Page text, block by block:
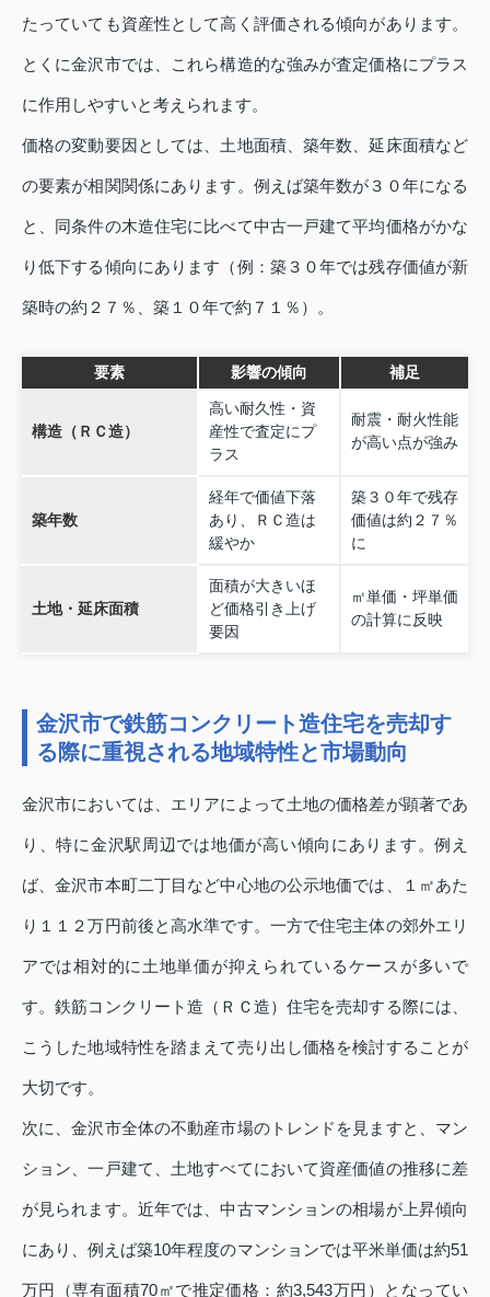
たっていても資産性として高く評価される傾向があります。
とくに金沢市では、これら構造的な強みが査定価格にプラス
に作用しやすいと考えられます。
価格の変動要因としては、土地面積、築年数、延床面積など
の要素が相関関係にあります。例えば築年数が３０年になる
と、同条件の木造住宅に比べて中古一戸建て平均価格がかな
り低下する傾向にあります（例：築３０年では残存価値が新
築時の約２７％、築１０年で約７１％）。
要素 影響の傾向 補足
構造（ＲＣ造）
高い耐久性・資
産性で査定にプ
ラス
耐震・耐火性能
が高い点が強み
築年数
経年で価値下落
あり、ＲＣ造は
緩やか
築３０年で残存
価値は約２７％
に
土地・延床面積
面積が大きいほ
ど価格引き上げ
要因
㎡単価・坪単価
の計算に反映
金沢市で鉄筋コンクリート造住宅を売却す
る際に重視される地域特性と市場動向
金沢市においては、エリアによって土地の価格差が顕著であ
り、特に金沢駅周辺では地価が高い傾向にあります。例え
ば、金沢市本町二丁目など中心地の公示地価では、１㎡あた
り１１２万円前後と高水準です。一方で住宅主体の郊外エリ
アでは相対的に土地単価が抑えられているケースが多いで
す。鉄筋コンクリート造（ＲＣ造）住宅を売却する際には、
こうした地域特性を踏まえて売り出し価格を検討することが
大切です。
次に、金沢市全体の不動産市場のトレンドを見ますと、マン
ション、一戸建て、土地すべてにおいて資産価値の推移に差
が見られます。近年では、中古マンションの相場が上昇傾向
にあり、例えば築10年程度のマンションでは平米単価は約51
万円（専有面積70㎡で推定価格：約3,543万円）となってい